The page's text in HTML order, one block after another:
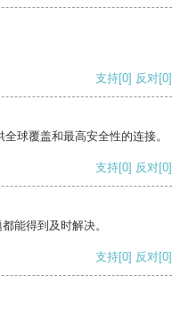
支持[0] 反对[0]
球覆盖和最高安全性的连接。
支持[0] 反对[0]
能得到及时解决。
支持[0] 反对[0]